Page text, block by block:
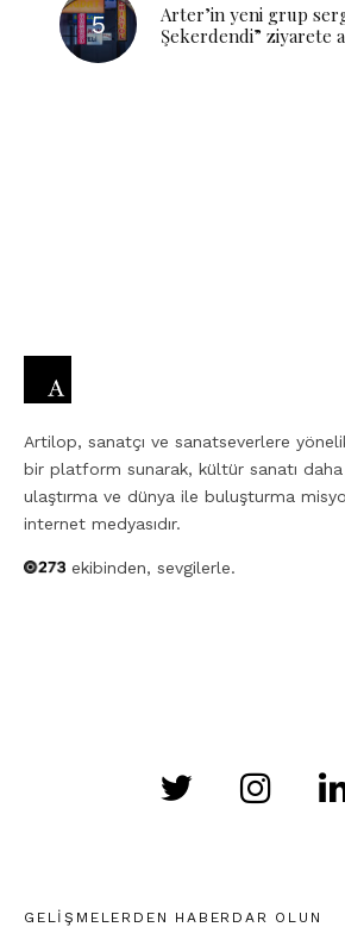
Arter’in yeni grup
Şekerdendi” ziyarete
Artilop, sanatçı ve sanatseverlere
bir platform sunarak, kültür sanatı
ulaştırma ve dünya ile buluşturma
internet medyasıdır.
ekibinden, sevgilerle.
GELIŞMELERDEN HABERDAR OLUN